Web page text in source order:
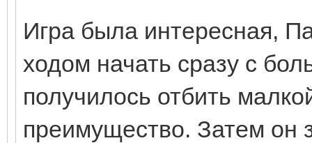
Игра была интересная,
ходом начать сразу с
получилось отбить
преимущество. Затем он